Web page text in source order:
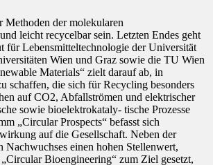
der molekularen
leicht recycelbar sein. Letzten Endes geht
für Lebensmitteltechnologie der Universität
Wien und Graz sowie die TU Wien
Materials“ zielt darauf ab, in
schaffen, die sich für Recycling besonders
auf CO2, Abfallströmen und elektrischer
sowie bioelektrokataly- tische Prozesse
„Circular Prospects“ befasst sich
auf die Gesellschaft. Neben der
einen hohen Stellenwert,
Bioengineering“ zum Ziel gesetzt,